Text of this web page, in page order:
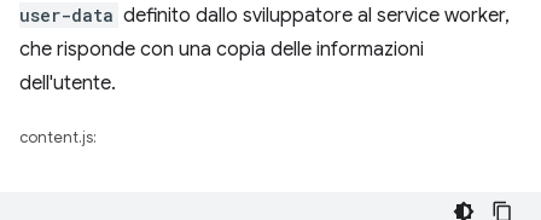
user-data definito dallo sviluppatore al service worker,
che risponde con una copia delle informazioni
dell'utente.
content.js: